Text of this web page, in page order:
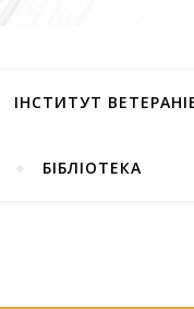
ІНСТИТУТ
БІБЛІОТЕКА